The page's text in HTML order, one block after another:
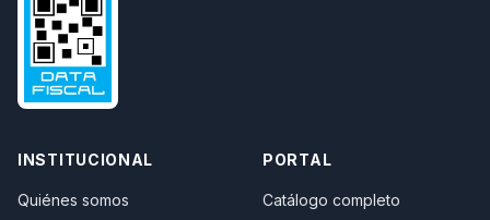
INSTITUCIONAL
Quiénes somos
PORTAL
Catálogo completo